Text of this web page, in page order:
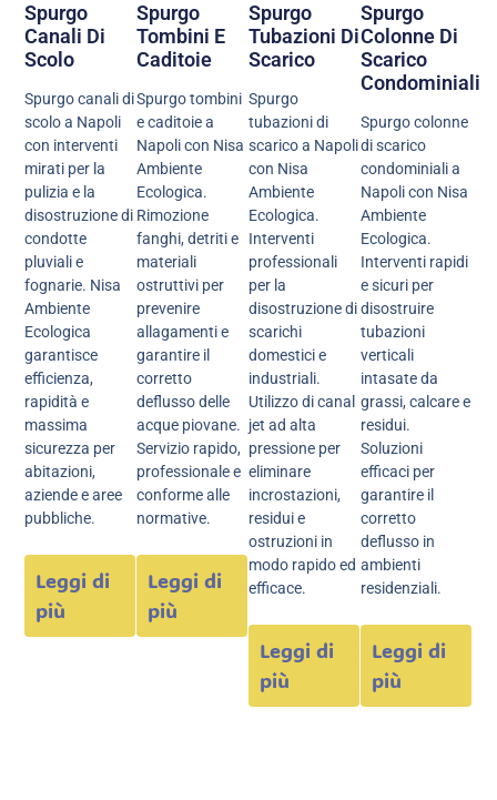
Spurgo
Canali Di
Scolo
Spurgo canali di
scolo a Napoli
con interventi
mirati per la
pulizia e la
disostruzione di
condotte
pluviali e
fognarie. Nisa
Ambiente
Ecologica
garantisce
efficienza,
rapidità e
massima
sicurezza per
abitazioni,
aziende e aree
pubbliche.
Leggi di
più
Spurgo
Tombini E
Caditoie
Spurgo tombini
e caditoie a
Napoli con Nisa
Ambiente
Ecologica.
Rimozione
fanghi, detriti e
materiali
ostruttivi per
prevenire
allagamenti e
garantire il
corretto
deflusso delle
acque piovane.
Servizio rapido,
professionale e
conforme alle
normative.
Leggi di
più
Spurgo
Tubazioni Di
Scarico
Spurgo
tubazioni di
scarico a Napoli
con Nisa
Ambiente
Ecologica.
Interventi
professionali
per la
disostruzione di
scarichi
domestici e
industriali.
Utilizzo di canal
jet ad alta
pressione per
eliminare
incrostazioni,
residui e
ostruzioni in
modo rapido ed
efficace.
Leggi di
più
Spurgo
Colonne Di
Scarico
Condominiali
Spurgo colonne
di scarico
condominiali a
Napoli con Nisa
Ambiente
Ecologica.
Interventi rapidi
e sicuri per
disostruire
tubazioni
verticali
intasate da
grassi, calcare e
residui.
Soluzioni
efficaci per
garantire il
corretto
deflusso in
ambienti
residenziali.
Leggi di
più